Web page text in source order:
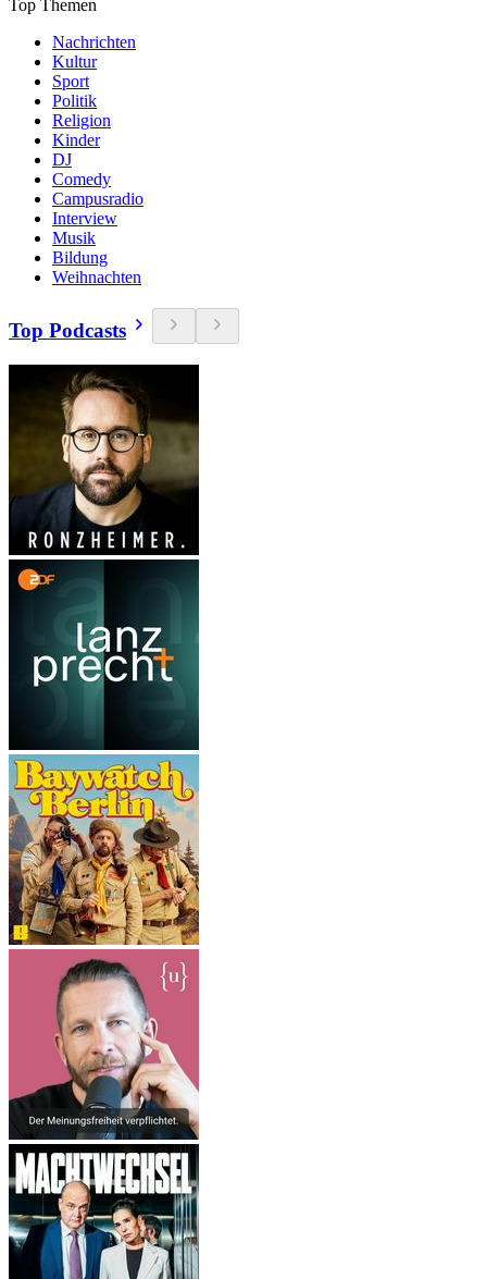
Top Themen
Nachrichten
Kultur
Sport
Politik
Religion
Kinder
DJ
Comedy
Campusradio
Interview
Musik
Bildung
Weihnachten
Top Podcasts